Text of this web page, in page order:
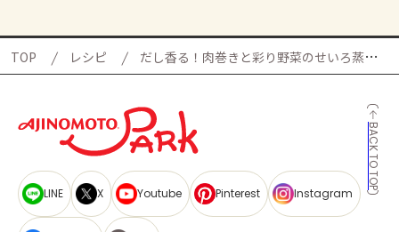
TOP レシピ だし香る！肉巻きと彩り野菜のせいろ蒸しの献立
BACK TO TOP
LINE X Youtube Pinterest Instagram